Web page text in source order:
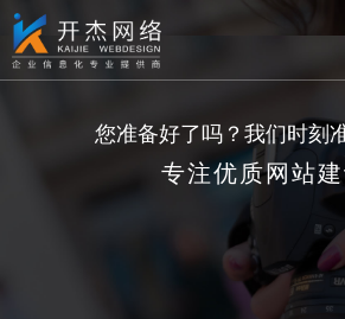
您准备好了吗？我们时刻
专注优质网站